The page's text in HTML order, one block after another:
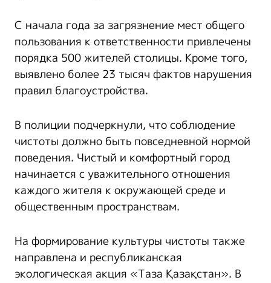
С начала года за загрязнение мест общего
пользования к ответственности привлечены
порядка 500 жителей столицы. Кроме того,
выявлено более 23 тысяч фактов нарушения
правил благоустройства.
В полиции подчеркнули, что соблюдение
чистоты должно быть повседневной нормой
поведения. Чистый и комфортный город
начинается с уважительного отношения
каждого жителя к окружающей среде и
общественным пространствам.
На формирование культуры чистоты также
направлена и республиканская
экологическая акция «Таза Қазақстан». В